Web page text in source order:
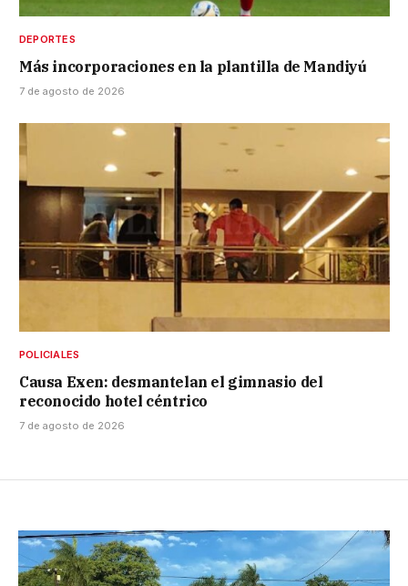
DEPORTES
Más incorporaciones en la plantilla de Mandiyú
7 de agosto de 2026
POLICIALES
Causa Exen: desmantelan el gimnasio del
reconocido hotel céntrico
7 de agosto de 2026